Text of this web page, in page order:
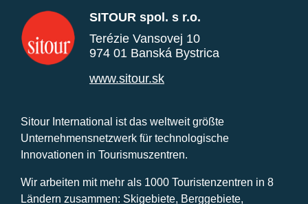
SITOUR spol. s r.o.
Terézie Vansovej 10
974 01 Banská Bystrica
www.sitour.sk
Sitour International ist das weltweit größte
Unternehmensnetzwerk für technologische
Innovationen in Tourismuszentren.
Wir arbeiten mit mehr als 1000 Touristenzentren in 8
Ländern zusammen: Skigebiete, Berggebiete,